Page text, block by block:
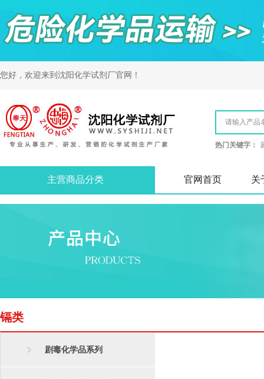
您好，欢迎来到 沈阳化学试剂厂官网！
热门关键字：
主营商品分类 官网首页 关
镉类
剧毒化学品系列